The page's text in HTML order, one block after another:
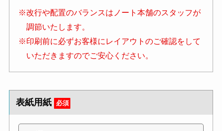
※改行や配置のバランスはノート本舗のスタッフが
調節いたします。
※印刷前に必ずお客様にレイアウトのご確認をして
いただきますのでご安心ください。
表紙用紙 必須